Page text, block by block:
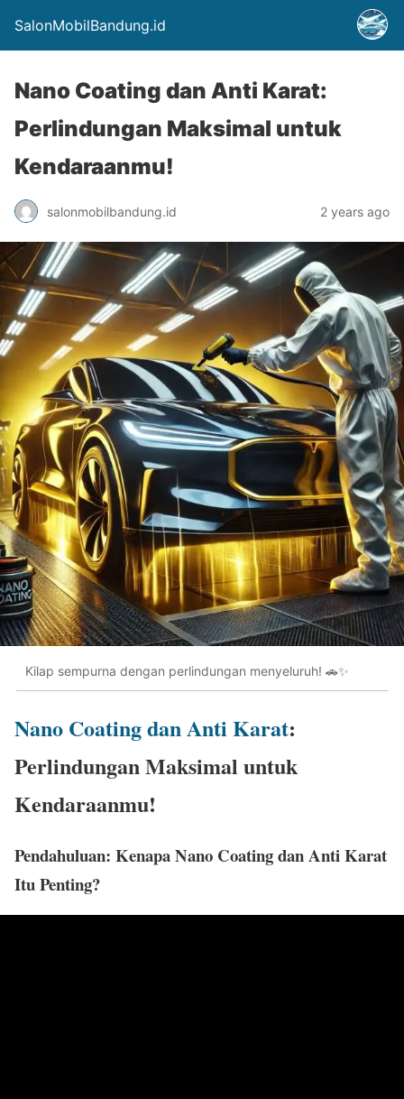
SalonMobilBandung.id
Nano Coating dan Anti Karat:
Perlindungan Maksimal untuk
Kendaraanmu!
salonmobilbandung.id 2 years ago
Kilap sempurna dengan perlindungan menyeluruh! 🚗✨
Nano Coating dan Anti Karat:
Perlindungan Maksimal untuk
Kendaraanmu!
Pendahuluan: Kenapa Nano Coating dan Anti Karat
Itu Penting?